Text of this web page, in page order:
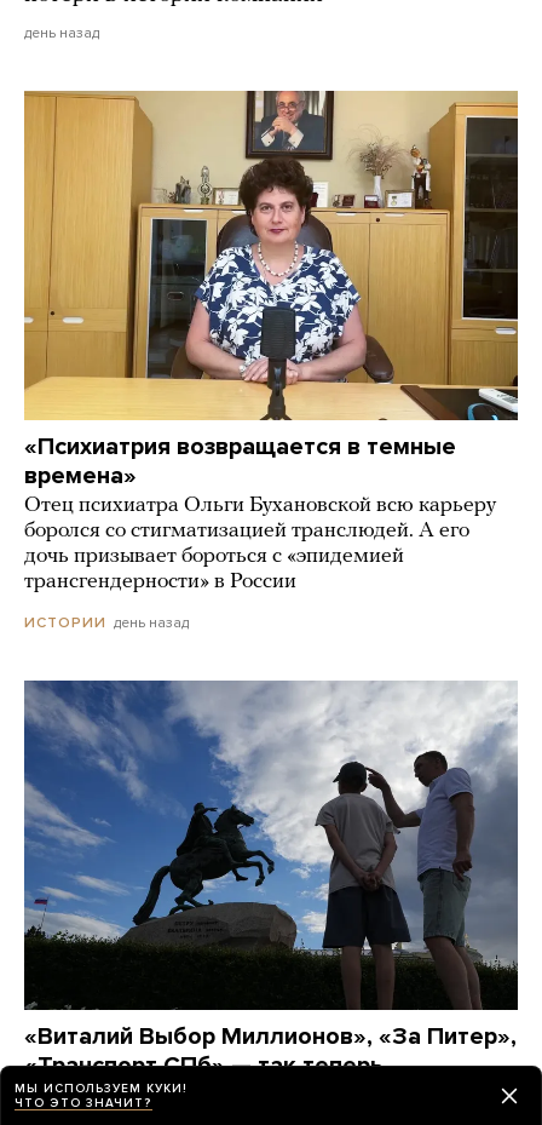
день назад
«Психиатрия возвращается в темные
времена»
Отец психиатра Ольги Бухановской всю карьеру
боролся со стигматизацией транслюдей. А его
дочь призывает бороться с «эпидемией
трансгендерности» в России
ИСТОРИИ день назад
«Виталий Выбор Миллионов», «За Питер»,
«Транспорт СПб» — так теперь
называются телеграм-каналы
МЫ ИСПОЛЬЗУЕМ КУКИ!
ЧТО ЭТО ЗНАЧИТ?